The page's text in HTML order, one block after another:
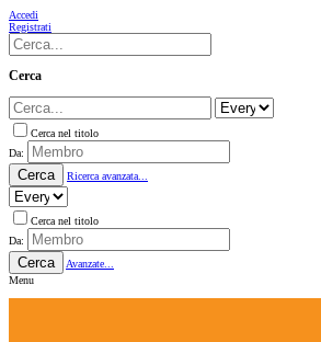
Accedi
Registrati
Cerca
Cerca nel titolo
Da:
Cerca Ricerca avanzata...
Cerca nel titolo
Da:
Cerca
Avanzate...
Menu